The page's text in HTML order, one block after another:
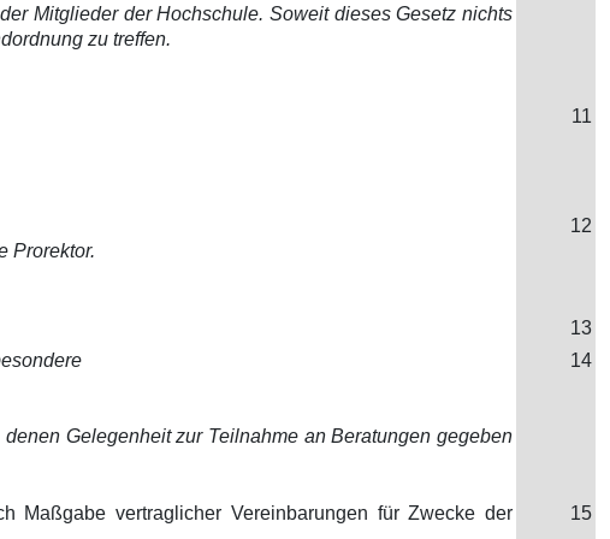
Mitglieder der Hochschule. Soweit dieses Gesetz nichts
zu treffen.
11
Prorektor.
12
13
Gelegenheit zur Teilnahme an Beratungen gegeben
14
Maßgabe vertraglicher Vereinbarungen für Zwecke der
15